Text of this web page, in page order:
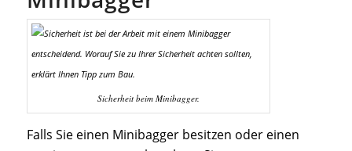
Sicherheit beim Minibagger.
Falls Sie einen Minibagger besitzen oder einen